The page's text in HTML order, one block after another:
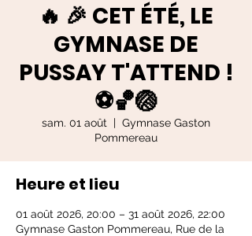
🔥 🎉 CET ÉTÉ, LE
GYMNASE DE
PUSSAY T'ATTEND !
⚽🏀🏐
sam. 01 août
  |
Gymnase Gaston
Pommereau
Heure et lieu
01 août 2026, 20:00 – 31 août 2026, 22:00
Gymnase Gaston Pommereau, Rue de la